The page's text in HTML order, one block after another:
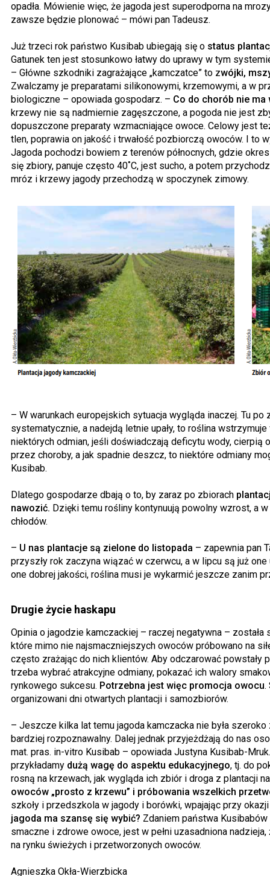
opadła. Mówienie więc, że jagoda jest superodporna na
zawsze będzie plonować – mówi pan Tadeusz.
Już trzeci rok państwo Kusibab ubiegają się o status
Gatunek ten jest stosunkowo łatwy do uprawy w tym
– Główne szkodniki zagrażające „kamczatce” to zwójki,
Zwalczamy je preparatami silikonowymi, krzemowymi, a w
biologiczne – opowiada gospodarz. – Co do chorób nie
krzewy nie są nadmiernie zagęszczone, a pogoda nie jest
dopuszczone preparaty wzmacniające owoce. Celowy jest
tlen, poprawia on jakość i trwałość pozbiorczą owoców. I to
Jagoda pochodzi bowiem z terenów północnych, gdzie
się zbiory, panuje często 40˚C, jest sucho, a potem
mróz i krzewy jagody przechodzą w spoczynek zimowy.
– W warunkach europejskich sytuacja wygląda inaczej. Tu
systematycznie, a nadejdą letnie upały, to roślina
niektórych odmian, jeśli doświadczają deficytu wody, cierpią
przez choroby, a jak spadnie deszcz, to niektóre odmiany
Kusibab.
Dlatego gospodarze dbają o to, by zaraz po zbiorach
nawozić. Dzięki temu rośliny kontynuują powolny wzrost, a
chłodów.
– U nas plantacje są zielone do listopada – zapewnia pan
przyszły rok zaczyna wiązać w czerwcu, a w lipcu są już one
one dobrej jakości, roślina musi je wykarmić jeszcze zanim
Drugie życie haskapu
Opinia o jagodzie kamczackiej – raczej negatywna –
które mimo nie najsmaczniejszych owoców próbowano na
często zrażając do nich klientów. Aby odczarować powstały
trzeba wybrać atrakcyjne odmiany, pokazać ich walory
rynkowego sukcesu. Potrzebna jest więc promocja owocu.
organizowani dni otwartych plantacji i samozbiorów.
– Jeszcze kilka lat temu jagoda kamczacka nie była
bardziej rozpoznawalny. Dalej jednak przyjeżdżają do nas
mat. pras. in-vitro Kusibab – opowiada Justyna Kusibab-
przykładamy dużą wagę do aspektu edukacyjnego, tj. do
rosną na krzewach, jak wygląda ich zbiór i droga z plantacji
owoców „prosto z krzewu” i próbowania wszelkich
szkoły i przedszkola w jagody i borówki, wpajając przy
jagoda ma szansę się wybić? Zdaniem państwa
smaczne i zdrowe owoce, jest w pełni uzasadniona
na rynku świeżych i przetworzonych owoców.
Agnieszka Okła-Wierzbicka